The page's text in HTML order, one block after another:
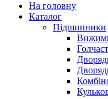
На головну
Каталог
Підшипники